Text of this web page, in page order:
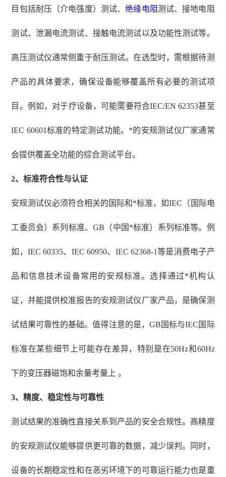
目包括耐压（介电强度）测试、绝缘电阻测试、接地电阻
测试、泄漏电流测试、接触电流测试以及功能性测试等。
高压测试仪通常侧重于耐压测试。在选型时，需根据待测
产品的具体要求，确保设备能够覆盖所有必要的测试项
目。例如，对于疗设备，可能需要符合IEC/EN 62353甚至
IEC 60601标准的特定测试功能。*的安规测试仪厂家通常
会提供覆盖全功能的综合测试平台。
2、标准符合性与认证
安规测试仪必须符合相关的国际和*标准，如IEC（国际电
工委员会）系列标准、GB（中国*标准）系列标准等。例
如，IEC 60335、IEC 60950、IEC 62368-1等是消费电子产
品和信息技术设备常用的安规标准。选择通过*机构认
证，并能提供校准报告的安规测试仪厂家产品，是确保测
试结果可靠性的基础。值得注意的是，GB国标与IEC国际
标准在某些细节上可能存在差异，特别是在50Hz和60Hz
下的变压器磁饱和余量考量上 。
3、精度、稳定性与可靠性
测试结果的准确性直接关系到产品的安全合规性。高精度
的安规测试仪能够提供更可靠的数据，减少误判。同时，
设备的长期稳定性和在恶劣环境下的可靠运行能力也是重